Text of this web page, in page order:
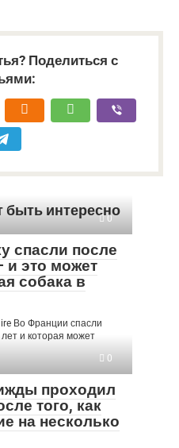
Поделиться с
быть интересно
0
спасли после
и это может
собака в
Во Франции спасли
и которая может
0
проходил
того, как
на несколько